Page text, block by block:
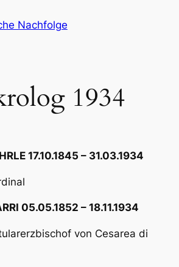
Nachfolge
1934
17.10.1845 – 31.03.1934
05.05.1852 – 18.11.1934
von Cesarea di